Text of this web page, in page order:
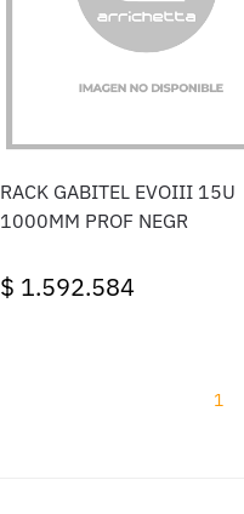
RACK GABITEL EVOIII 15U
1000MM PROF NEGR
$ 1.592.584
1